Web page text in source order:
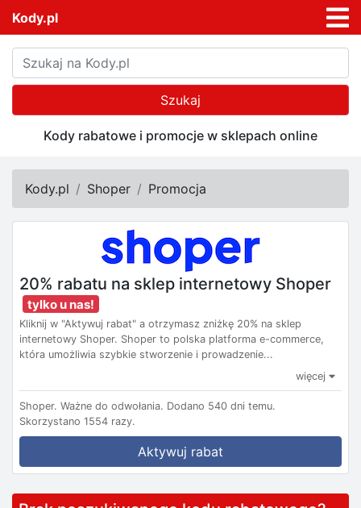
Kody.pl
Szukaj
Kody rabatowe i promocje w sklepach online
Kody.pl Shoper Promocja
20% rabatu na sklep internetowy Shoper
tylko u nas!
Kliknij w "Aktywuj rabat" a otrzymasz zniżkę 20% na sklep
internetowy Shoper. Shoper to polska platforma e-commerce,
która umożliwia szybkie stworzenie i prowadzenie...
więcej
Shoper. Ważne do odwołania. Dodano 540 dni temu.
Skorzystano 1554 razy.
Aktywuj rabat